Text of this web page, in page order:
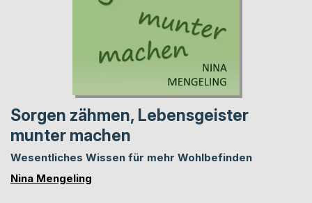
Sorgen zähmen, Lebensgeister
munter machen
Wesentliches Wissen für mehr Wohlbefinden
Nina Mengeling